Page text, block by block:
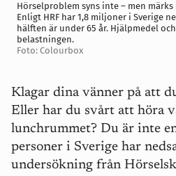
Hörselproblem syns inte – men
Enligt HRF har 1,8 miljoner i Sverige
hälften är under 65 år. Hjälpmedel
belastningen.
Foto: Colourbox
Klagar dina vänner på att
Eller har du svårt att höra
lunchrummet? Du är inte
personer i Sverige har
undersökning från